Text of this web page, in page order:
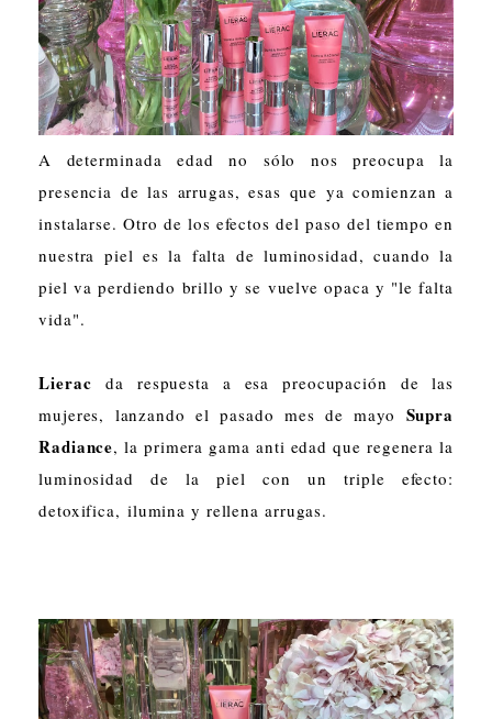
A determinada edad no sólo nos preocupa la
presencia de las arrugas, esas que ya comienzan a
instalarse. Otro de los efectos del paso del tiempo en
nuestra piel es la falta de luminosidad, cuando la
piel va perdiendo brillo y se vuelve opaca y "le falta
vida".
Lierac da respuesta a esa preocupación de las
mujeres, lanzando el pasado mes de mayo Supra
Radiance, la primera gama anti edad que regenera la
luminosidad de la piel con un triple efecto:
detoxifica, ilumina y rellena arrugas.